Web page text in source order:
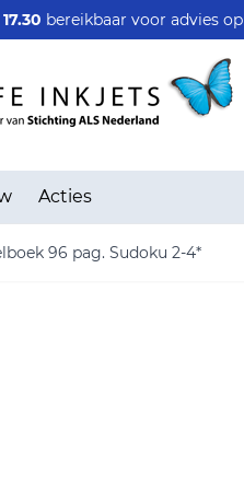
bereikbaar voor advies op
Acties
96 pag. Sudoku 2-4*